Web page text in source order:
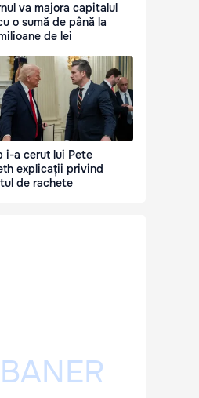
va majora capitalul
o sumă de până la
de lei
i-a cerut lui Pete
explicații privind
de rachete